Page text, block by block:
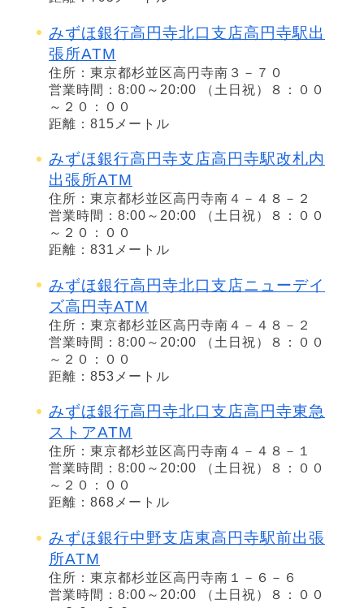
みずほ銀行高円寺北口支店高円寺駅出
張所ATM
住所：東京都杉並区高円寺南３－７０
営業時間：8:00～20:00 （土日祝）８：００
～２０：００
距離：815メートル
みずほ銀行高円寺支店高円寺駅改札内
出張所ATM
住所：東京都杉並区高円寺南４－４８－２
営業時間：8:00～20:00 （土日祝）８：００
～２０：００
距離：831メートル
みずほ銀行高円寺北口支店ニューデイ
ズ高円寺ATM
住所：東京都杉並区高円寺南４－４８－２
営業時間：8:00～20:00 （土日祝）８：００
～２０：００
距離：853メートル
みずほ銀行高円寺北口支店高円寺東急
ストアATM
住所：東京都杉並区高円寺南４－４８－１
営業時間：8:00～20:00 （土日祝）８：００
～２０：００
距離：868メートル
みずほ銀行中野支店東高円寺駅前出張
所ATM
住所：東京都杉並区高円寺南１－６－６
営業時間：8:00～20:00 （土日祝）８：００